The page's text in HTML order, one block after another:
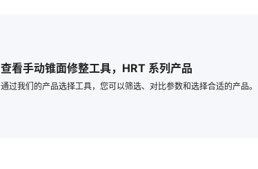
查看手动锥面修整工具，HRT 系列产品
通过我们的产品选择工具，您可以筛选、对比参数和选择合适的产品。